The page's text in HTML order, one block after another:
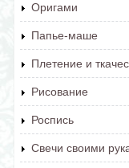
Оригами
Папье-маше
Плетение и
Рисование
Роспись
Свечи своими